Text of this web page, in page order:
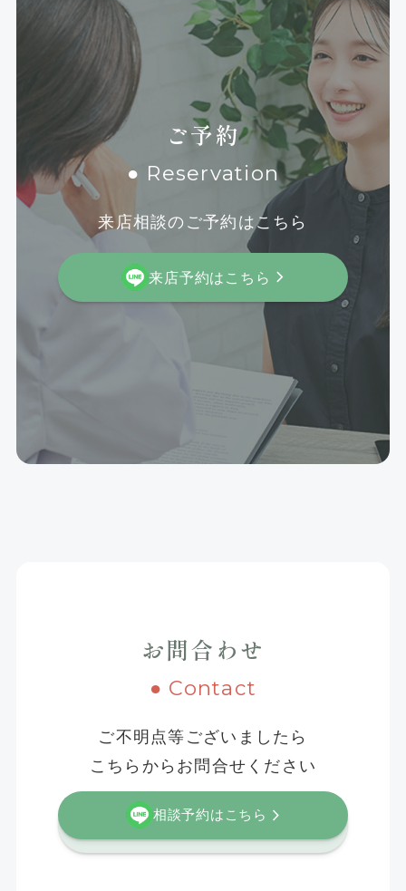
ご予約
● Reservation
来店相談のご予約はこちら
来店予約はこちら
お問合わせ
● Contact
ご不明点等ございましたら
こちらからお問合せください
お問合わせフォームはこちら
相談予約はこちら